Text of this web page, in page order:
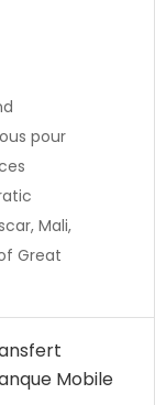
pour
Mali,
Great
Mobile